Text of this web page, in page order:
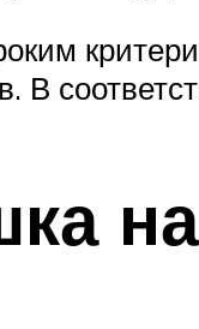
В